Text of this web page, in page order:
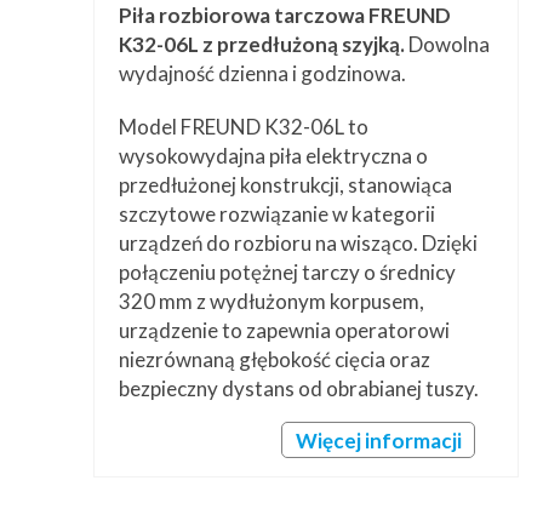
Piła rozbiorowa tarczowa FREUND
K32-06L z przedłużoną szyjką.Dowolna
wydajność dzienna i godzinowa.
Model FREUND K32-06L to
wysokowydajna piła elektryczna o
przedłużonej konstrukcji, stanowiąca
szczytowe rozwiązanie w kategorii
urządzeń do rozbioru na wisząco. Dzięki
połączeniu potężnej tarczy o średnicy
320 mm z wydłużonym korpusem,
urządzenie to zapewnia operatorowi
niezrównaną głębokość cięcia oraz
bezpieczny dystans od obrabianej tuszy.
Więcej informacji